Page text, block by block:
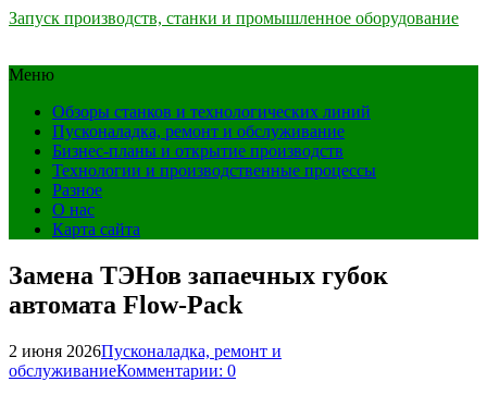
Запуск производств, станки и промышленное оборудование
Меню
Обзоры станков и технологических линий
Пусконаладка, ремонт и обслуживание
Бизнес-планы и открытие производств
Технологии и производственные процессы
Разное
О нас
Карта сайта
Замена ТЭНов запаечных губок
автомата Flow-Pack
2 июня 2026Пусконаладка, ремонт и
обслуживаниеКомментарии: 0